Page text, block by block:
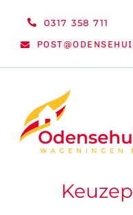
0317 358 711
WELKOM